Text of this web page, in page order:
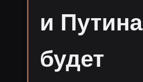
и Путина
будет